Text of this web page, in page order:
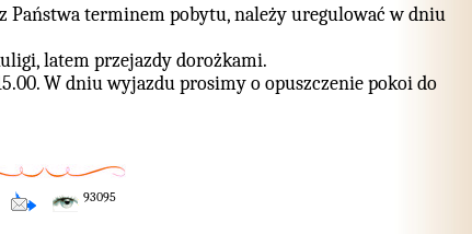
Państwa terminem pobytu, należy uregulować w dniu
latem przejazdy dorożkami.
W dniu wyjazdu prosimy o opuszczenie pokoi do
93095